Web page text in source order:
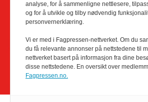
analyse, for å sammenligne nettlesere,
og for å utvikle og tilby nødvendig
personvernerklæring.
Vi er med i Fagpressen-nettverket. Om du
du få relevante annonser på nettstedene til
nettverket basert på informasjon fra dine
disse nettstedene. En oversikt over
Fagpressen.no.